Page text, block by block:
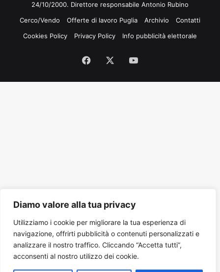
Diamo valore alla tua privacy
Utilizziamo i cookie per migliorare la tua esperienza di
navigazione, offrirti pubblicità o contenuti personalizzati e
analizzare il nostro traffico. Cliccando “Accetta tutti”,
acconsenti al nostro utilizzo dei cookie.
24/10/2000. Direttore responsabile Antonio Rubino
Cerco/Vendo
Offerte di lavoro Puglia Archivio
Contatti
Cookies Policy
Privacy Policy Info pubblicità elettorale
Facebook
Tube